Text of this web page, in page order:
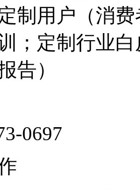
制用户（消
；定制行业
告）
0697